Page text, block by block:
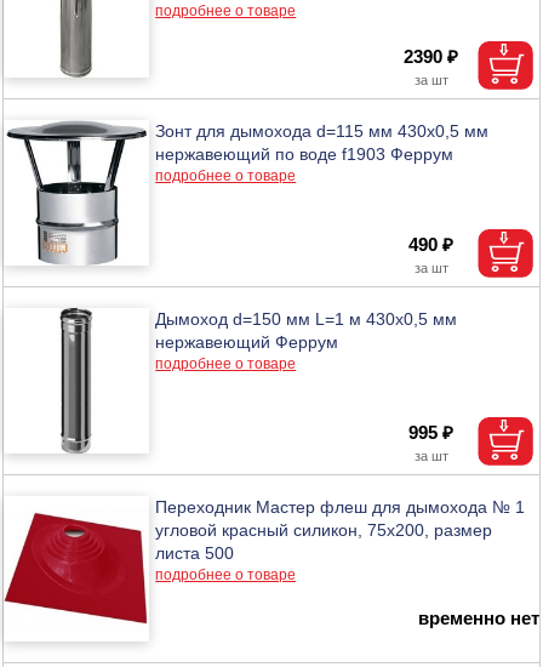
подробнее о товаре
2390 ₽
Зонт для дымохода d=115 мм 430х0,5 мм
нержавеющий по воде f1903 Феррум
подробнее о товаре
490 ₽
Дымоход d=150 мм L=1 м 430х0,5 мм
нержавеющий Феррум
подробнее о товаре
995 ₽
Переходник Мастер флеш для дымохода № 1
угловой красный силикон, 75х200, размер
листа 500
подробнее о товаре
временно нет